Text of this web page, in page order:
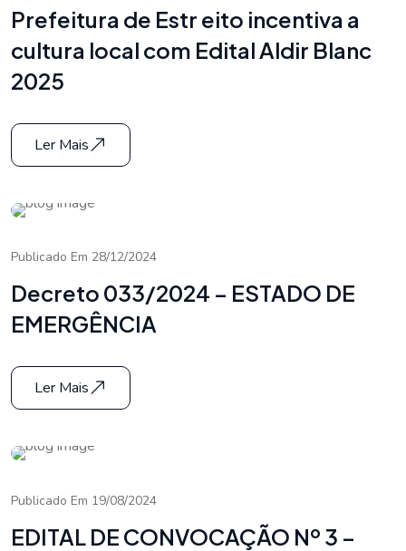
Prefeitura de Estr eito incentiva a
cultura local com Edital Aldir Blanc
2025
Ler Mais
Publicado Em 28/12/2024
Decreto 033/2024 – ESTADO DE
EMERGÊNCIA
Ler Mais
Publicado Em 19/08/2024
EDITAL DE CONVOCAÇÃO Nº 3 –